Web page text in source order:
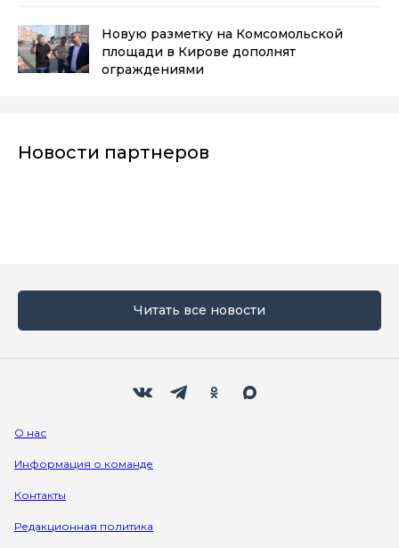
Новую разметку на Комсомольской
площади в Кирове дополнят
ограждениями
Новости партнеров
Читать все новости
О нас
Информация о команде
Контакты
Редакционная политика